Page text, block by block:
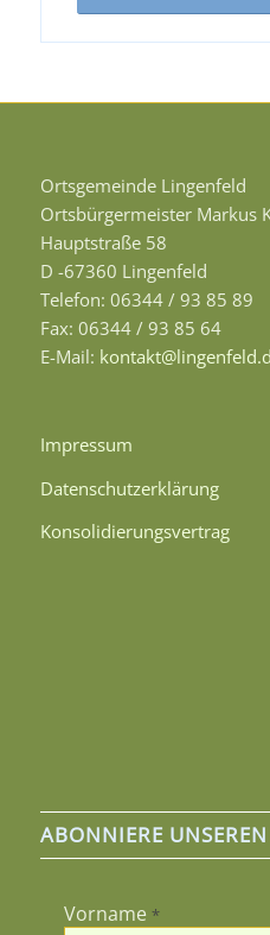
Ortsgemeinde Lingenfeld
Ortsbürgermeister Markus
Hauptstraße 58
D -67360 Lingenfeld
Telefon: 06344 / 93 85 89
Fax: 06344 / 93 85 64
E-Mail:
Impressum
Datenschutzerklärung
Konsolidierungsvertrag
ABONNIERE
Vorname *